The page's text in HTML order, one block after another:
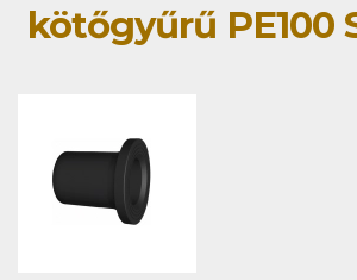
kötőgyűrű PE100